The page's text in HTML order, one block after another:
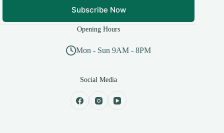
Subscribe Now
Opening Hours
Mon - Sun 9AM - 8PM
Social Media